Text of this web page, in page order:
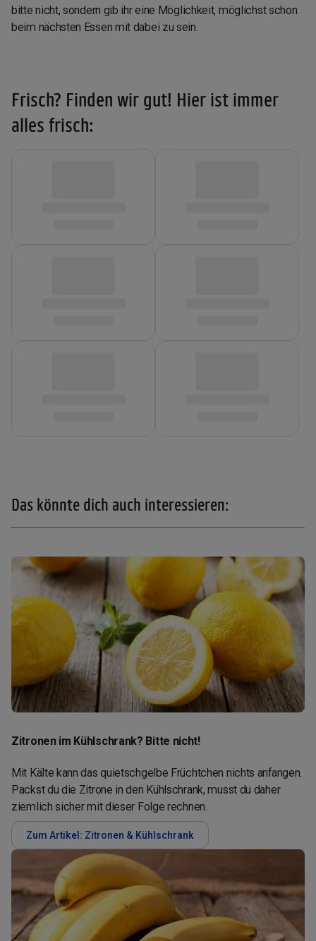
bitte nicht, sondern gib ihr eine Möglichkeit, möglichst schon
beim nächsten Essen mit dabei zu sein.
Frisch? Finden wir gut! Hier ist immer
alles frisch:
Das könnte dich auch interessieren:
Zitronen im Kühlschrank? Bitte nicht!
Mit Kälte kann das quietschgelbe Früchtchen nichts anfangen.
Packst du die Zitrone in den Kühlschrank, musst du daher
ziemlich sicher mit dieser Folge rechnen.
Zum Artikel: Zitronen & Kühlschrank